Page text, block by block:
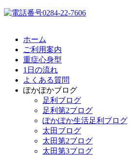
ホーム
ご利用案内
重症心身型
1日の流れ
よくある質問
ぽかぽかブログ
足利ブログ
足利第2ブログ
ぽかぽか生活足利ブログ
太田ブログ
太田第2ブログ
太田第3ブログ